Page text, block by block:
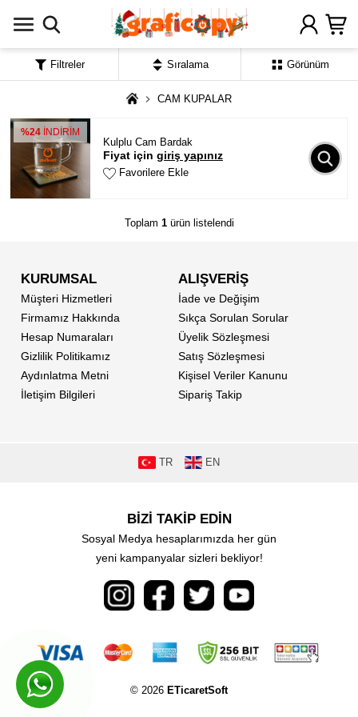
CAM KUPALAR
%24 İNDİRİM
Kulplu Cam Bardak
Fiyat için giriş yapınız
Favorilere Ekle
Toplam 1ürün listelendi
KURUMSAL
Müşteri Hizmetleri
Firmamız Hakkında
Hesap Numaraları
Gizlilik Politikamız
Aydınlatma Metni
İletişim Bilgileri
ALIŞVERİŞ
İade ve Değişim
Sıkça Sorulan Sorular
Üyelik Sözleşmesi
Satış Sözleşmesi
Kişisel Veriler Kanunu
Sipariş Takip
TR EN
BİZİ TAKİP EDİN
Sosyal Medya hesaplarımızda her gün
yeni kampanyalar sizleri bekliyor!
© 2026 ETicaretSoft
Filtreler Sıralama Görünüm